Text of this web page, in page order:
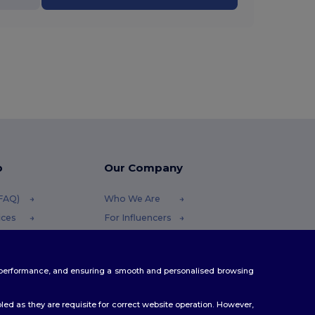
Our Company
Who We Are
For Influencers
and ensuring a smooth and personalised browsing
as they are requisite for correct website operation. However,